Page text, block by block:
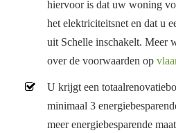
hiervoor is dat uw woning
het elektriciteitsnet en dat u
uit Schelle inschakelt. Meer
over de voorwaarden op
U krijgt een
minimaal 3
meer energiebesparende